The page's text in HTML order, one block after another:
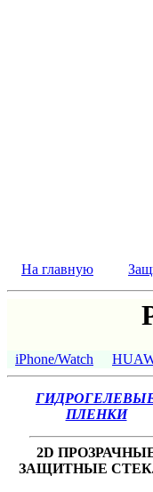
На главную
iPhone/Watch
ПЛЕНКИ
2D
ЗАЩИТНЫЕ